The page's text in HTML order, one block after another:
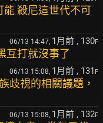
殺尼這世代不可
06/13 14:47, 1月前 , 130F
互打就沒事了
06/13 15:08, 1月前 , 131 F
歧視的相關議題，
06/13 15:08, 1月前 , 132F